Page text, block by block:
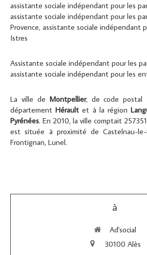
assistante sociale indépendant pour les
assistante sociale indépendant pour les
Provence, assistante sociale indépendant
Istres
Assistante sociale indépendant pour les
assistante sociale indépendant pour les
La ville de Montpellier, de code postal
départementHérault et à la région
Pyrénées. En 2010, la ville comptait
est située à proximité de Castelnau-
Frontignan, Lunel.
à
Ad'social
30100 Alès